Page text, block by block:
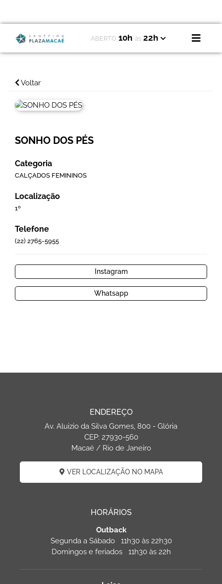
ABERTO 10h às 22h
Voltar
SONHO DOS PÉS
Categoria
CALÇADOS FEMININOS
Localização
1º
Telefone
(22) 2765-5955
Instagram
Whatsapp
ENDEREÇO
Av. Aluizio da Silva Gomes, 800 - Glória
CEP: 27930-560
Macaé / Rio de Janeiro
VER LOCALIZAÇÃO NO MAPA
HORÁRIOS
Outback
Segunda a Sábado 11h30 às 22h30
Domingos e feriados 11h30 às 22h